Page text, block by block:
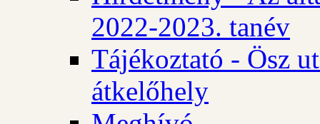
2022-2023. tanév
Tájékoztató - Ösz
átkelőhely